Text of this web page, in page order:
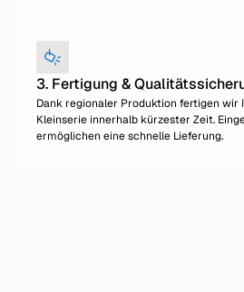
3. Fertigung &
Dank regionaler Produktion fertigen wir
Kleinserie innerhalb kürzester Zeit.
ermöglichen eine schnelle Lieferung.